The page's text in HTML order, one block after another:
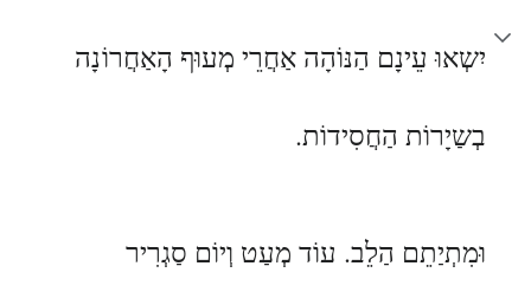
יִשְאוּ עֵינָם הַנּוֹהָה אַחֲרֵי מְעוּף הָאַחֲרוֹנָה
בְשַיָרוֹת הַחֲסִידוֹת.
וּמִתְיַתֵם הַלֵב. עוֹד מְעַט וְיוֹם סַגְרִיר